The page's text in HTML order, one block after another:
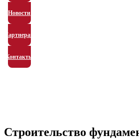
Новости
Партнерам
Контакты
Строительство